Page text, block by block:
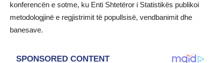
konferencën e sotme, ku Enti Shtetëror i Statistikës publikoi
metodologjinë e regjistrimit të popullsisë, vendbanimit dhe
banesave.